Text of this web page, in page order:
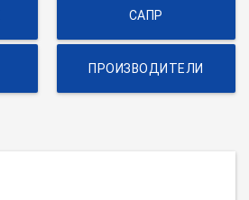
САПР
ПРОИЗВОДИТЕЛИ